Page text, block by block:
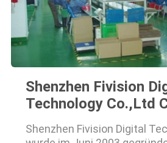
Shenzhen Fivision
Technology Co.,Ltd
Shenzhen Fivision Digital